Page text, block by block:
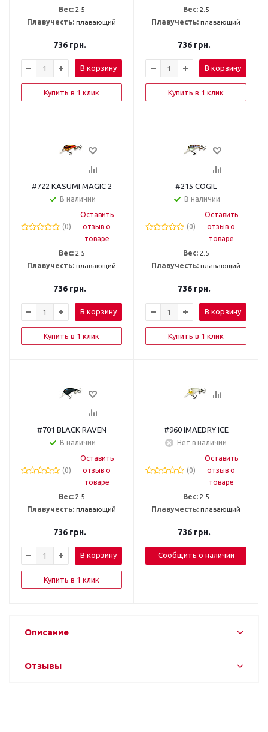
Вес: 2.5
Плавучесть: плавающий
736грн.
В корзину
Купить в 1 клик
Вес: 2.5
Плавучесть: плавающий
736грн.
В корзину
Купить в 1 клик
#722 KASUMI MAGIC 2
В наличии
(0)
Оставить
отзыв о
товаре
Вес: 2.5
Плавучесть: плавающий
736грн.
В корзину
Купить в 1 клик
#215 COGIL
В наличии
(0)
Оставить
отзыв о
товаре
Вес: 2.5
Плавучесть: плавающий
736грн.
В корзину
Купить в 1 клик
#701 BLACK RAVEN
В наличии
(0)
Оставить
отзыв о
товаре
Вес: 2.5
Плавучесть: плавающий
736грн.
В корзину
Купить в 1 клик
#960 IMAEDRY ICE
Нет в наличии
(0)
Оставить
отзыв о
товаре
Вес: 2.5
Плавучесть: плавающий
736грн.
Сообщить о наличии
Описание
Отзывы